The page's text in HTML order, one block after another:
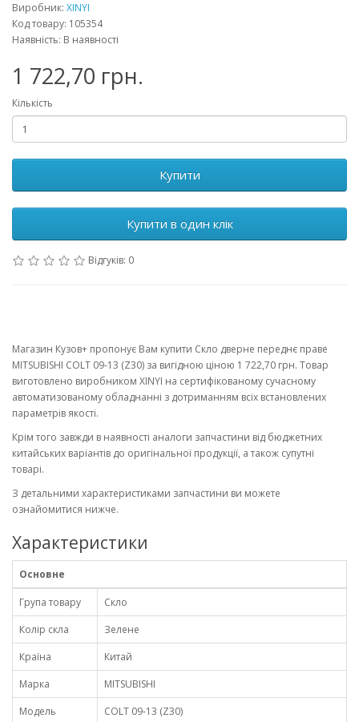
Виробник: XINYI
Код товару: 105354
Наявність: В наявності
1 722,70 грн.
Кількість
Купити
Купити в один клік
Відгуків: 0
Магазин Кузов+ пропонує Вам купити Скло дверне переднє праве
MITSUBISHI COLT 09-13 (Z30) за вигідною ціною 1 722,70 грн. Товар
виготовлено виробником XINYI на сертифікованому сучасному
автоматизованому обладнанні з дотриманням всіх встановлених
параметрів якості.
Крім того завжди в наявності аналоги запчастини від бюджетних
китайських варіантів до оригінальної продукції, а також супутні
товарі.
З детальними характеристиками запчастини ви можете
ознайомитися нижче.
Характеристики
Основне
Група товару
Скло
Колір скла
Зелене
Країна
Китай
Марка
MITSUBISHI
Модель
COLT 09-13 (Z30)